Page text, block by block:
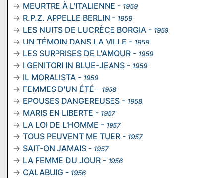
MEURTRE À L'ITALIENNE - 1959
R.P.Z. APPELLE BERLIN - 1959
LES NUITS DE LUCRÈCE BORGIA - 1959
UN TÉMOIN DANS LA VILLE - 1959
LES SURPRISES DE L'AMOUR - 1959
I GENITORI IN BLUE-JEANS - 1959
IL MORALISTA - 1959
FEMMES D'UN ÉTÉ - 1958
EPOUSES DANGEREUSES - 1958
MARIS EN LIBERTE - 1957
LA LOI DE L'HOMME - 1957
TOUS PEUVENT ME TUER - 1957
SAIT-ON JAMAIS - 1957
LA FEMME DU JOUR - 1956
CALABUIG - 1956